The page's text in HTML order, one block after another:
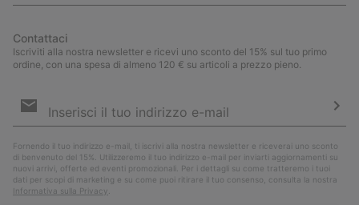
Contattaci
Iscriviti alla nostra newsletter e ricevi uno sconto del 15% sul tuo primo
ordine, con una spesa di almeno 120 € su articoli a prezzo pieno.
e-
Fornendo il tuo indirizzo e-mail, ti iscrivi alla nostra newsletter e riceverai uno sconto
di benvenuto del 15%. Utilizzeremo il tuo indirizzo e-mail per inviarti aggiornamenti su
nuovi arrivi, offerte ed eventi promozionali. Per i dettagli su come tratteremo i tuoi
dati per scopi di marketing e su come puoi ritirare il tuo consenso, consulta la nostra
Informativa sulla Privacy